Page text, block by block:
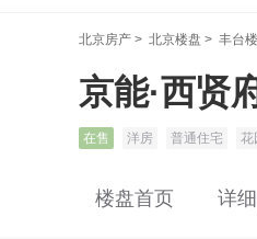
北京房产 > 北京楼盘 > 丰台
京能·西贤
在售 洋房 普通住宅 花
楼盘首页 详